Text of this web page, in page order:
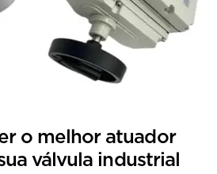
o melhor atuador
válvula industrial